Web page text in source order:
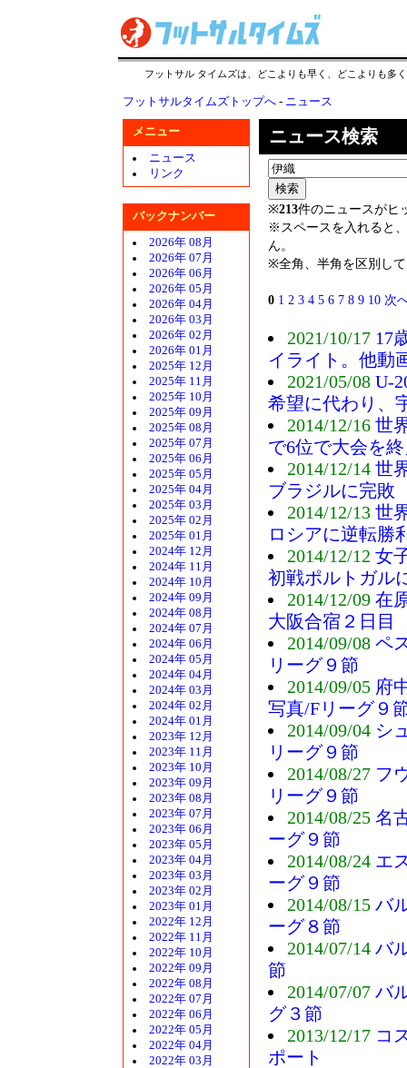
フットサル タイムズは、どこよりも早く、どこよりも多
フットサルタイムズトップへ - ニュース
メニュー
ニュース
リンク
バックナンバー
2026年 08月
2026年 07月
2026年 06月
2026年 05月
2026年 04月
2026年 03月
2026年 02月
2026年 01月
2025年 12月
2025年 11月
2025年 10月
2025年 09月
2025年 08月
2025年 07月
2025年 06月
2025年 05月
2025年 04月
2025年 03月
2025年 02月
2025年 01月
2024年 12月
2024年 11月
2024年 10月
2024年 09月
2024年 08月
2024年 07月
2024年 06月
2024年 05月
2024年 04月
2024年 03月
2024年 02月
2024年 01月
2023年 12月
2023年 11月
2023年 10月
2023年 09月
2023年 08月
2023年 07月
2023年 06月
2023年 05月
2023年 04月
2023年 03月
2023年 02月
2023年 01月
2022年 12月
2022年 11月
2022年 10月
2022年 09月
2022年 08月
2022年 07月
2022年 06月
2022年 05月
2022年 04月
2022年 03月
ニュース検索
※213件のニュースがヒ
※スペースを入れると
ん。
※全角、半角を区別し
0 1 2 3 4 5 6 7 8 9 10 次
2021/10/17 17
イライト。他動
2021/05/08 U-
希望に代わり、
2014/12/16 世
で6位で大会を
2014/12/14 世
ブラジルに完敗
2014/12/13 世
ロシアに逆転勝
2014/12/12 女
初戦ポルトガル
2014/12/09 在
大阪合宿２日目
2014/09/08 ペ
リーグ９節
2014/09/05 府
写真/Fリーグ９
2014/09/04 シ
リーグ９節
2014/08/27 フ
リーグ９節
2014/08/25 名
ーグ９節
2014/08/24 エ
ーグ９節
2014/08/15 バ
ーグ８節
2014/07/14 バ
節
2014/07/07 バ
グ３節
2013/12/17 コ
ポート